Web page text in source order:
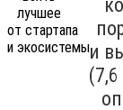
и